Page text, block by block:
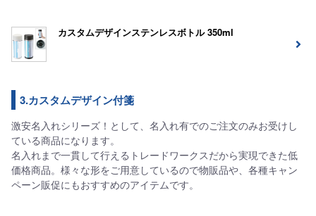
カスタムデザインステンレスボトル 350ml
3.カスタムデザイン付箋
激安名入れシリーズ！として、名入れ有でのご注文のみお受けし
ている商品になります。
名入れまで一貫して行えるトレードワークスだから実現できた低
価格商品。様々な形をご用意しているので物販品や、各種キャン
ペーン販促にもおすすめのアイテムです。